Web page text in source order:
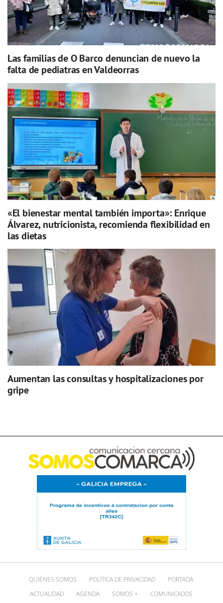
Las familias de O Barco denuncian de nuevo la
falta de pediatras en Valdeorras
«El bienestar mental también importa»: Enrique
Álvarez, nutricionista, recomienda flexibilidad en
las dietas
Aumentan las consultas y hospitalizaciones por
gripe
QUIÉNES SOMOS POLÍTICA DE PRIVACIDAD
PORTADA
ACTUALIDAD
AGENDA SOMOS + COMUNICADOS